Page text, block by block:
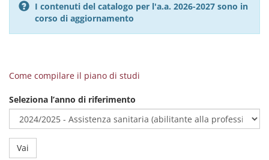
I contenuti del catalogo per l'a.a. 2026-2027 sono in
corso di aggiornamento
Come compilare il piano di studi
Seleziona l’anno di riferimento
Vai